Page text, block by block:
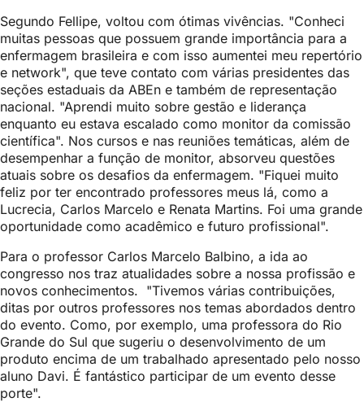
Segundo Fellipe, voltou com ótimas vivências. "Conheci
muitas pessoas que possuem grande importância para a
enfermagem brasileira e com isso aumentei meu repertório
e network", que teve contato com várias presidentes das
seções estaduais da ABEn e também de representação
nacional. "Aprendi muito sobre gestão e liderança
enquanto eu estava escalado como monitor da comissão
científica". Nos cursos e nas reuniões temáticas, além de
desempenhar a função de monitor, absorveu questões
atuais sobre os desafios da enfermagem. "Fiquei muito
feliz por ter encontrado professores meus lá, como a
Lucrecia, Carlos Marcelo e Renata Martins. Foi uma grande
oportunidade como acadêmico e futuro profissional".
Para o professor Carlos Marcelo Balbino, a ida ao
congresso nos traz atualidades sobre a nossa profissão e
novos conhecimentos. "Tivemos várias contribuições,
ditas por outros professores nos temas abordados dentro
do evento. Como, por exemplo, uma professora do Rio
Grande do Sul que sugeriu o desenvolvimento de um
produto encima de um trabalhado apresentado pelo nosso
aluno Davi. É fantástico participar de um evento desse
porte".